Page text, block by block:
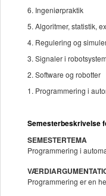
6. Ingeniørpraktik
5. Algoritmer, statistik,
4. Regulering og
3. Signaler i
2. Software og robotter
1. Programmering i
Semesterbeskrivelse
SEMESTERTEMA
Programmering i
Programmering er en